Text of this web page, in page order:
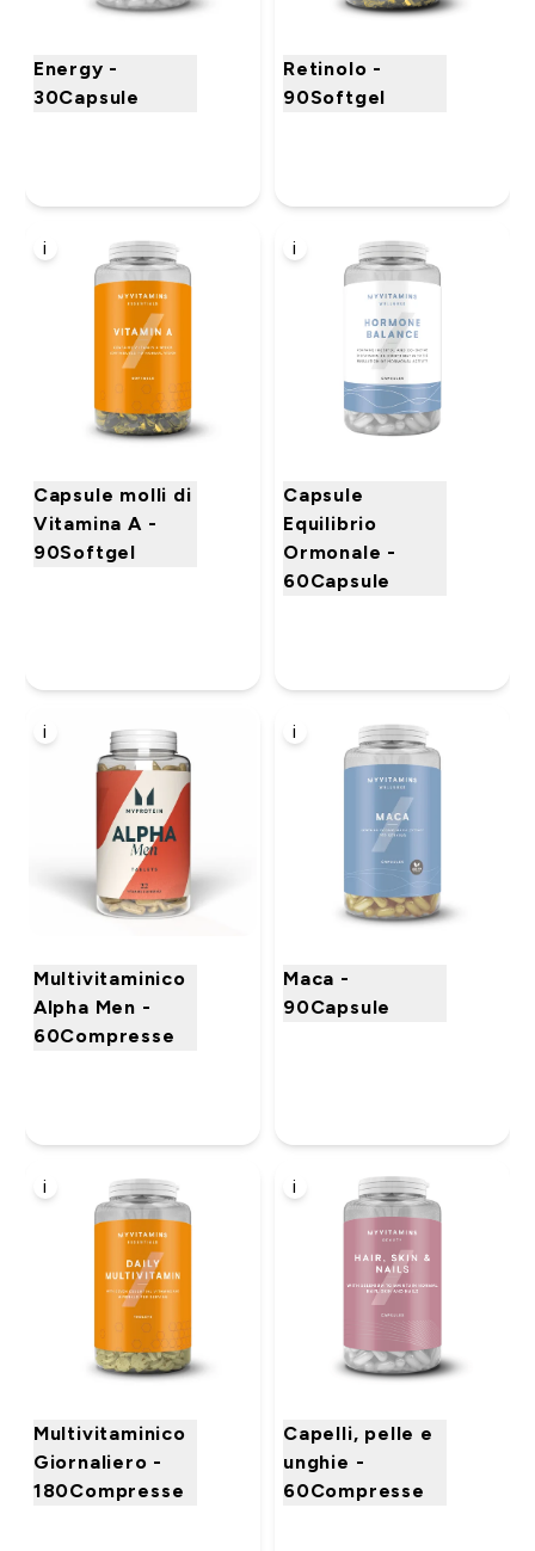
Energy -
30Capsule
Retinolo -
90Softgel
i
Capsule molli di
Vitamina A -
90Softgel
i
Capsule
Equilibrio
Ormonale -
60Capsule
i
Multivitaminico
Alpha Men -
60Compresse
i
Maca -
90Capsule
i
Multivitaminico
Giornaliero -
180Compresse
i
Capelli, pelle e
unghie -
60Compresse